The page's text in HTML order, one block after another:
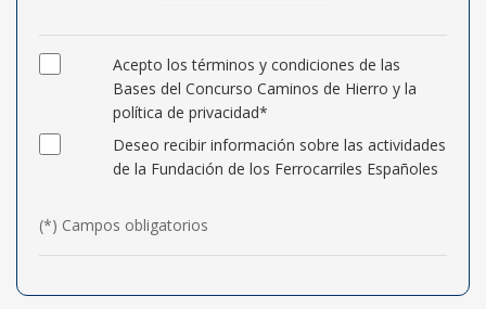
Acepto los términos y condiciones de las
Bases del Concurso Caminos de Hierro y la
política de privacidad*
Deseo recibir información sobre las actividades
de la Fundación de los Ferrocarriles Españoles
(*) Campos obligatorios